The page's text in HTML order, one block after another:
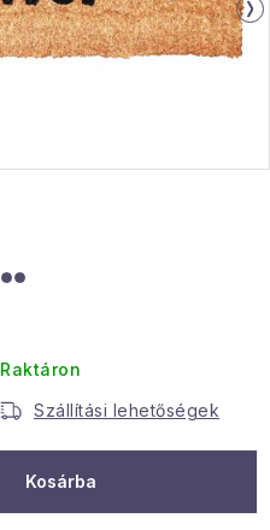
Raktáron
Szállítási lehetőségek
Kosárba